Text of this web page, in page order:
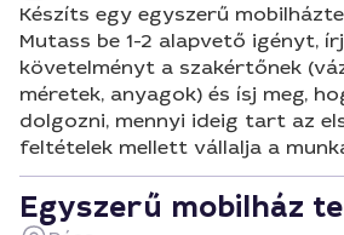
Készíts egy egyszerű
Mutass be 1-2 alapvető igényt,
követelményt a szakértőnek
méretek, anyagok) és ísj meg,
dolgozni, mennyi ideig tart az
feltételek mellett vállalja a
Egyszerű mobilház